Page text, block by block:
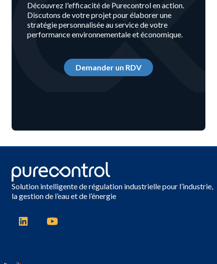
Découvrez l'efficacité de Purecontrol en action.
Discutons de votre projet pour élaborer une
stratégie personnalisée au service de votre
performance environnementale et économique.
Demander un RDV
Solution intelligente de régulation industrielle pour l’industrie,
la gestion de l’eau et de l’énergie